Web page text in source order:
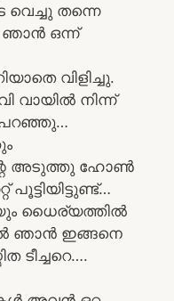
വെച്ചു തന്നെ
ഞാൻ ഒന്ന്
വിളിച്ചു.
വായിൽ നിന്ന്
പറഞ്ഞു…
അടുത്തു ഹോൺ
ധൈര്യത്തിൽ
ഞാൻ ഇങ്ങനെ
ടീച്ചറെ….